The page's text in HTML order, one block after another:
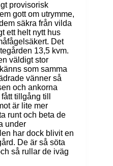
provisorisk
gott om utrymme,
säkra från vilda
ett helt nytt hus
Det
13,5 kvm.
väldigt stor
som samma
vänner så
och ankorna
tillgång till
är lite mer
runt och beta de
under
har dock blivit en
De är så söta
så rullar de iväg